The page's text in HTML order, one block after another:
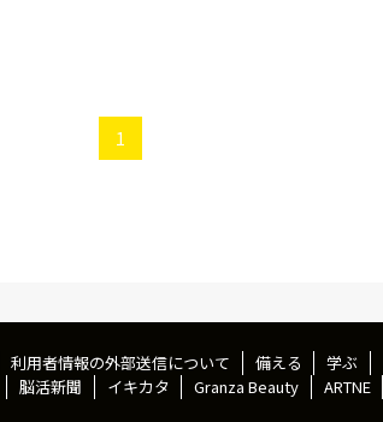
1
利用者情報の外部送信について 備える 学ぶ
脳活新聞 イキカタ Granza Beauty ARTNE